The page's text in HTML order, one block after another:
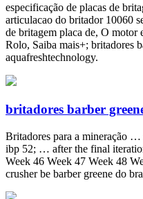
especificação de placas de
articulacao do britador 10060
de britagem placa de, O
Rolo, Saiba mais+; britadores
aquafreshtechnology.
britadores barber
Britadores para a mineração …
ibp 52; … after the final
Week 46 Week 47 Week 48
crusher be barber greene do